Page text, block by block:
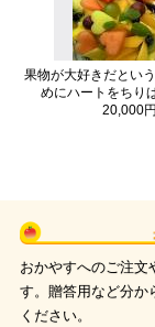
果物が大好きだとい
めにハートをちり
20,000円
おかやすへのご注文
す。贈答用など分か
ください。